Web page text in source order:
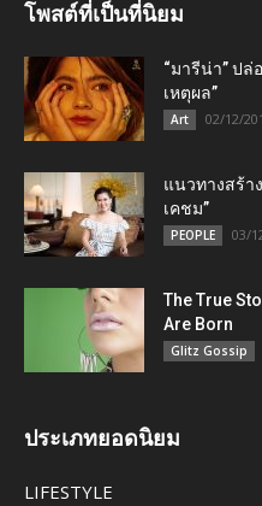
โพสต์ที่เป็นที่นิยม
“มารีน่า” ปล่
เหตุผล”
Art 02/12/
แนวทางสร้า
เคชม”
PEOPLE 03/
The True
Are Born
Glitz Gossip
ประเภทยอดนิยม
LIFESTYLE